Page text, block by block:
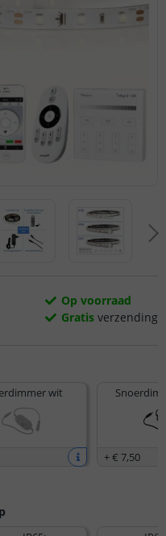
wit
+€ 7,50
Op voorraad
Gratis verzending